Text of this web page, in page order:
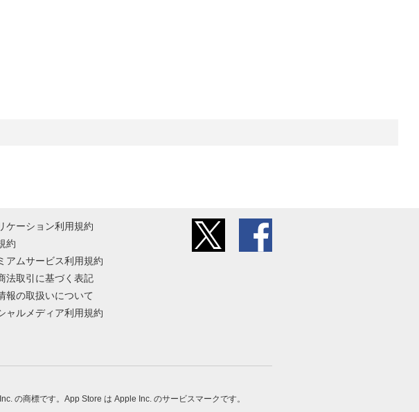
ケーション利用規約
約
アムサービス利用規約
法取引に基づく表記
報の取扱いについて
ャルメディア利用規約
の商標です。App Store は Apple Inc. のサービスマークです。